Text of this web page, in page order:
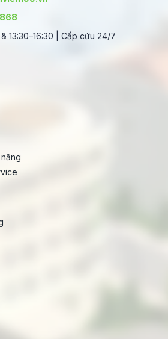
13:30–16:30 | Cấp cứu 24/7